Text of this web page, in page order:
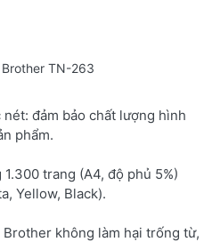
TN-263
đảm bảo chất lượng hình
phẩm.
trang (A4, độ phủ 5%)
Yellow, Black).
Brother không làm hại trống từ,